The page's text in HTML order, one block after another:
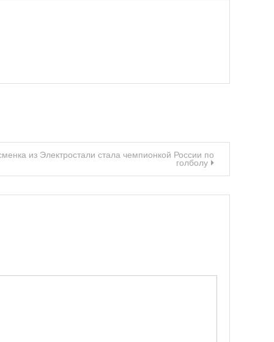
из Электростали стала чемпионкой России по
голболу